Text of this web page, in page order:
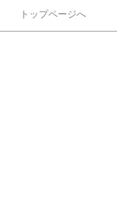
トップページへ